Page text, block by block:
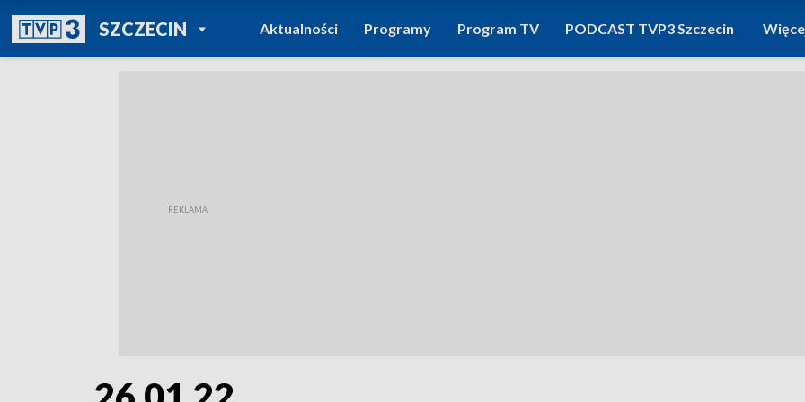
SZCZECINPOWRÓT DO
TVP REGIONY
Aktualności Programy Program TV PODCAST TVP3 Szczecin